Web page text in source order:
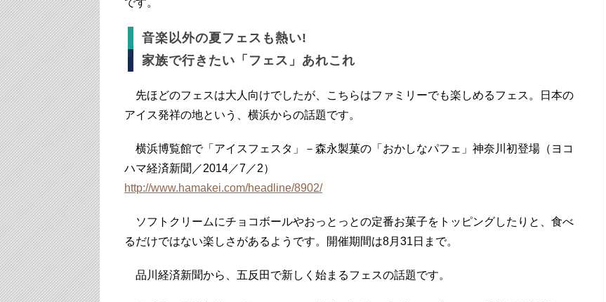
です。
音楽以外の夏フェスも熱い!
家族で行きたい「フェス」あれこれ
先ほどのフェスは大人向けでしたが、こちらはファミリーでも楽しめるフェス。日本の
アイス発祥の地という、横浜からの話題です。
横浜博覧館で「アイスフェスタ」－森永製菓の「おかしなパフェ」神奈川初登場（ヨコ
ハマ経済新聞／2014／7／2）
http://www.hamakei.com/headline/8902/
ソフトクリームにチョコボールやおっとっとの定番お菓子をトッピングしたりと、食べ
るだけではない楽しさがあるようです。開催期間は8月31日まで。
品川経済新聞から、五反田で新しく始まるフェスの話題です。